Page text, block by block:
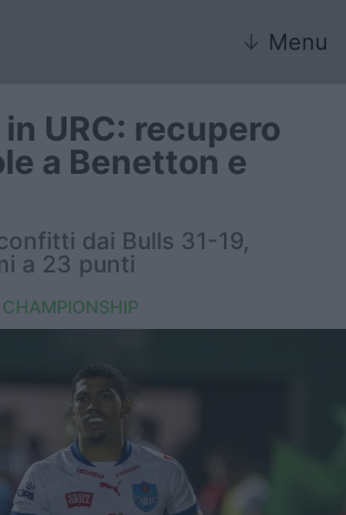
↓ Menu
Championship
URC: recupero
a Benetton e
dai Bulls 31-19,
a 23 punti